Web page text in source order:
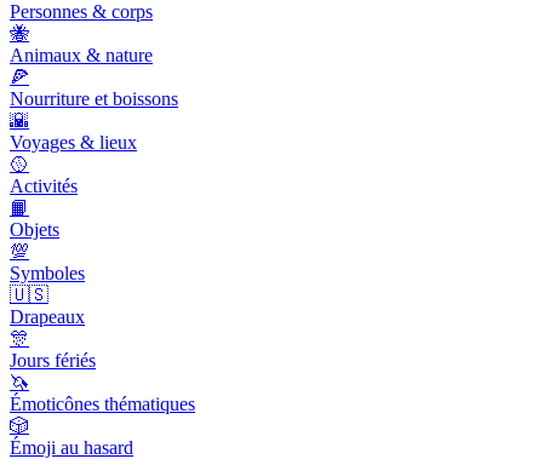
Personnes & corps
🐝
Animaux & nature
🍕
Nourriture et boissons
🌇
Voyages & lieux
🥎
Activités
📙
Objets
💯
Symboles
🇺🇸
Drapeaux
🎊
Jours fériés
🦄
Émoticônes thématiques
🎲
Émoji au hasard